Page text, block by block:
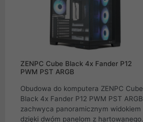
ZENPC Cube Black 4x Fander P12
PWM PST ARGB
Obudowa do komputera ZENPC Cube
Black 4x Fander P12 PWM PST ARGB
zachwyca panoramicznym widokiem
dzięki dwóm panelom z hartowanego